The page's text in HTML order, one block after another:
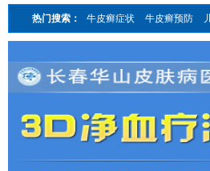
热门搜索： 牛皮癣症状 牛皮癣预防